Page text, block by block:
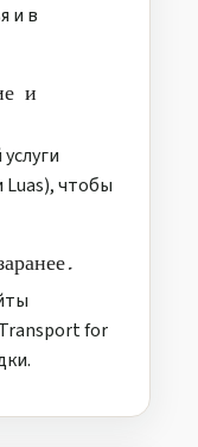
и в
и
чтобы
for